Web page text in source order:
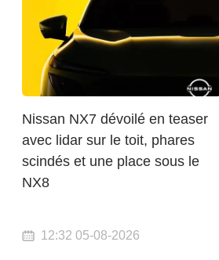
Nissan NX7 dévoilé en teaser
avec lidar sur le toit, phares
scindés et une place sous le
NX8
12:32 05-08-2026